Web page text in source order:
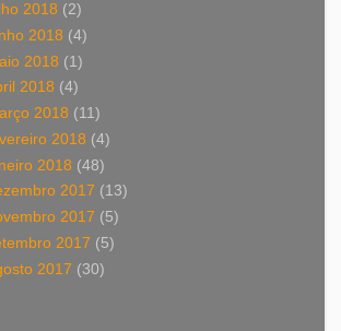
2018 (2)
2018 (4)
2018 (1)
2018 (4)
2018 (11)
2018 (4)
2018 (48)
2017 (13)
2017 (5)
2017 (5)
2017 (30)